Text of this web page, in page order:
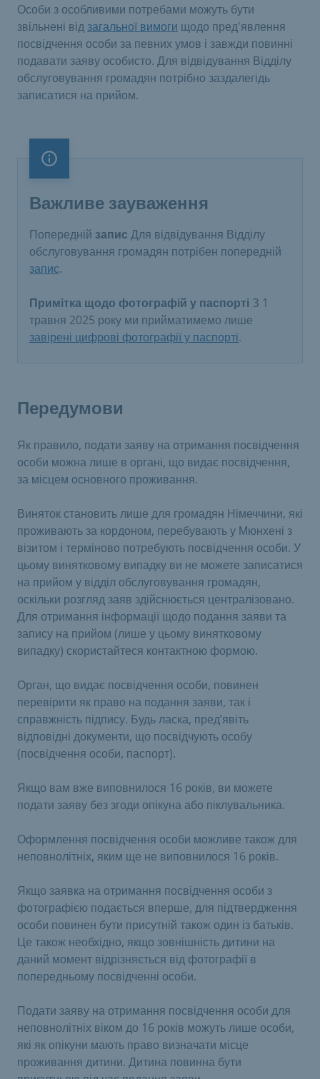
Особи з особливими потребами можуть бути
звільнені відзагальної вимоги щодо пред'явлення
посвідчення особи за певних умов і завжди повинні
подавати заяву особисто. Для відвідування Відділу
обслуговування громадян потрібно заздалегідь
записатися на прийом.
Важливе зауваження
Важливе зауваження
Попередній запис Для відвідування Відділу
обслуговування громадян потрібен попередній
запис.
Примітка щодо фотографій у паспорті З 1
травня 2025 року ми прийматимемо лише
завірені цифрові фотографії у паспорті.
Передумови
Як правило, подати заяву на отримання посвідчення
особи можна лише в органі, що видає посвідчення,
за місцем основного проживання.
Виняток становить лише для громадян Німеччини, які
проживають за кордоном, перебувають у Мюнхені з
візитом і терміново потребують посвідчення особи. У
цьому винятковому випадку ви не можете записатися
на прийом у відділ обслуговування громадян,
оскільки розгляд заяв здійснюється централізовано.
Для отримання інформації щодо подання заяви та
запису на прийом (лише у цьому винятковому
випадку) скористайтеся контактною формою.
Орган, що видає посвідчення особи, повинен
перевірити як право на подання заяви, так і
справжність підпису. Будь ласка, пред’явіть
відповідні документи, що посвідчують особу
(посвідчення особи, паспорт).
Якщо вам вже виповнилося 16 років, ви можете
подати заяву без згоди опікуна або піклувальника.
Оформлення посвідчення особи можливе також для
неповнолітніх, яким ще не виповнилося 16 років.
Якщо заявка на отримання посвідчення особи з
фотографією подається вперше, для підтвердження
особи повинен бути присутній також один із батьків.
Це також необхідно, якщо зовнішність дитини на
даний момент відрізняється від фотографії в
попередньому посвідченні особи.
Подати заяву на отримання посвідчення особи для
неповнолітніх віком до 16 років можуть лише особи,
які як опікуни мають право визначати місце
проживання дитини. Дитина повинна бути